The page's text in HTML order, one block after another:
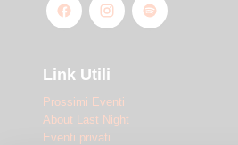
Link Utili
Prossimi Eventi
About Last Night
Eventi privati